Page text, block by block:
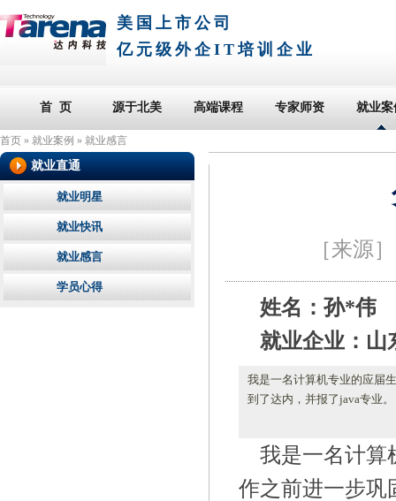
美国上市公司
亿元级外企IT培训企业
首 页 源于北美 高端课程 专家师资 就业案
首页 » 就业案例 » 就业感言
［来源
姓名：孙*伟
就业企业：山
我是一名计算机专业的应届
到了达内，并报了java专业。
我是一名计算
作之前进一步巩
就业直通
就业明星
就业快讯
就业感言
学员心得